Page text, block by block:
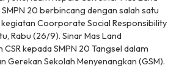
20 berbincang dengan salah satu
Coorporate Social Responsibility
Rabu (26/9). Sinar Mas Land
kepada SMPN 20 Tangsel dalam
Gerekan Sekolah Menyenangkan (GSM).